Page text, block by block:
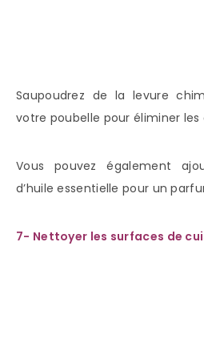
Saupoudrez de la levure
votre poubelle pour éliminer les
Vous pouvez également
d’huile essentielle pour un
7- Nettoyer les surfaces de